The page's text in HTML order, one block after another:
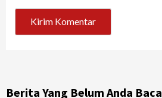
Berita Yang Belum Anda Baca